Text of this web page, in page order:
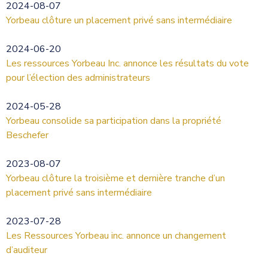
2024-08-07
Yorbeau clôture un placement privé sans intermédiaire
2024-06-20
Les ressources Yorbeau Inc. annonce les résultats du vote
pour l’élection des administrateurs
2024-05-28
Yorbeau consolide sa participation dans la propriété
Beschefer
2023-08-07
Yorbeau clôture la troisième et dernière tranche d’un
placement privé sans intermédiaire
2023-07-28
Les Ressources Yorbeau inc. annonce un changement
d’auditeur